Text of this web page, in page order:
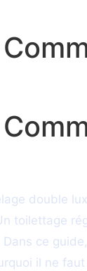
double
toilettage
ce
il ne faut